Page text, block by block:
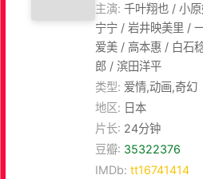
主演: 千叶翔也 / 小
宁宁 / 岩井映美里 /
爱美 / 高本惠 / 白石
郎 / 滨田洋平
类型: 爱情,动画,奇幻
地区: 日本
片长: 24分钟
豆瓣: 35322376
IMDb: tt16741414